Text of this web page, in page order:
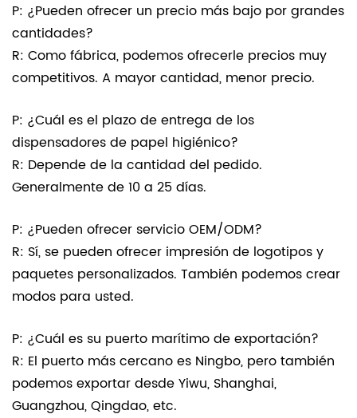
P: ¿Pueden ofrecer un precio más bajo por grandes
cantidades?
R: Como fábrica, podemos ofrecerle precios muy
competitivos. A mayor cantidad, menor precio.
P: ¿Cuál es el plazo de entrega de los
dispensadores de papel higiénico?
R: Depende de la cantidad del pedido.
Generalmente de 10 a 25 días.
P: ¿Pueden ofrecer servicio OEM/ODM?
R: Sí, se pueden ofrecer impresión de logotipos y
paquetes personalizados. También podemos crear
modos para usted.
P: ¿Cuál es su puerto marítimo de exportación?
R: El puerto más cercano es Ningbo, pero también
podemos exportar desde Yiwu, Shanghai,
Guangzhou, Qingdao, etc.